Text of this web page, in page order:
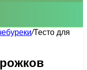
/Тесто для